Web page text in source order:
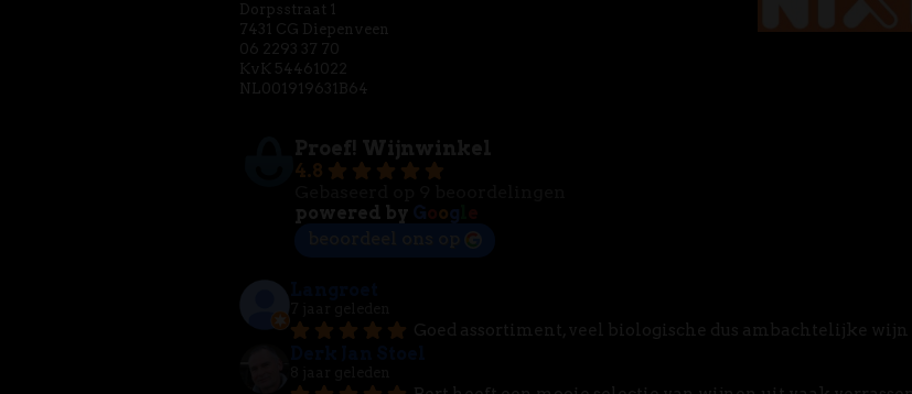
Dorpsstraat 1
7431 CG Diepenveen
06 2293 37 70
KvK 54461022
NL001919631B64
4.8
powered by
o